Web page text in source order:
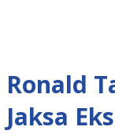
Ronald
Jaksa